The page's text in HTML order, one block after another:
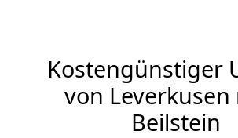
Kostengünstiger
von Leverkusen
Beilstein